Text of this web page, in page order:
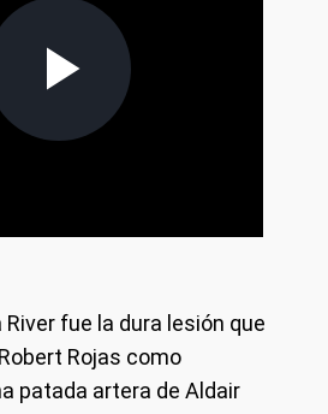
fue la dura lesión que
Rojas como
patada artera de Aldair